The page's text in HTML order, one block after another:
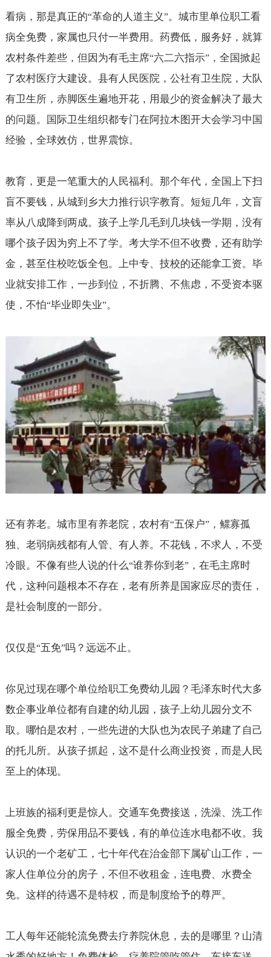
看病，那是真正的“革命的人道主义”。城市里单位职工看
病全免费，家属也只付一半费用。药费低，服务好，就算
农村条件差些，但因为有毛主席“六二六指示”，全国掀起
了农村医疗大建设。县有人民医院，公社有卫生院，大队
有卫生所，赤脚医生遍地开花，用最少的资金解决了最大
的问题。国际卫生组织都专门在阿拉木图开大会学习中国
经验，全球效仿，世界震惊。
教育，更是一笔重大的人民福利。那个年代，全国上下扫
盲不要钱，从城到乡大力推行识字教育。短短几年，文盲
率从八成降到两成。孩子上学几毛到几块钱一学期，没有
哪个孩子因为穷上不了学。考大学不但不收费，还有助学
金，甚至住校吃饭全包。上中专、技校的还能拿工资。毕
业就安排工作，一步到位，不折腾、不焦虑，不受资本驱
使，不怕“毕业即失业”。
还有养老。城市里有养老院，农村有“五保户”，鳏寡孤
独、老弱病残都有人管、有人养。不花钱，不求人，不受
冷眼。不像有些人说的什么“谁养你到老”，在毛主席时
代，这种问题根本不存在，老有所养是国家应尽的责任，
是社会制度的一部分。
仅仅是“五免”吗？远远不止。
你见过现在哪个单位给职工免费幼儿园？毛泽东时代大多
数企事业单位都有自建的幼儿园，孩子上幼儿园分文不
取。哪怕是农村，一些先进的大队也为农民子弟建了自己
的托儿所。从孩子抓起，这不是什么商业投资，而是人民
至上的体现。
上班族的福利更是惊人。交通车免费接送，洗澡、洗工作
服全免费，劳保用品不要钱，有的单位连水电都不收。我
认识的一个老矿工，七十年代在治金部下属矿山工作，一
家人住单位分的房子，不但不收租金，连电费、水费全
免。这样的待遇不是特权，而是制度给予的尊严。
工人每年还能轮流免费去疗养院休息，去的是哪里？山清